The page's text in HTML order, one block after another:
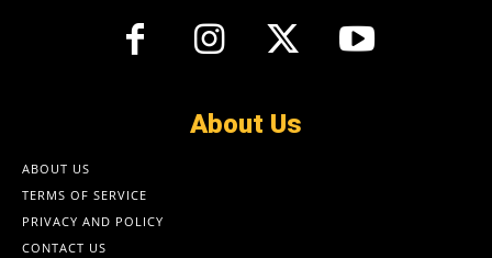
About Us
ABOUT US
TERMS OF SERVICE
PRIVACY AND POLICY
CONTACT US